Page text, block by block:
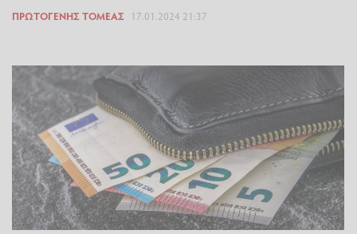
ΠΡΩΤΟΓΕΝΉΣ ΤΟΜΈΑΣ 17.01.2024 21:37